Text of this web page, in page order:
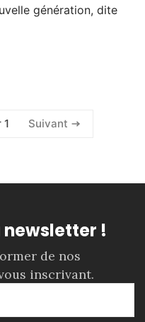
génération, dite
1 Suivant
!
de nos
inscrivant.